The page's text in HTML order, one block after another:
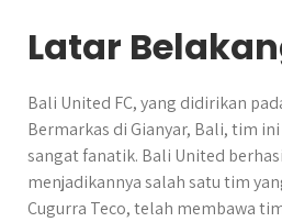
Latar
Bali United FC, yang didirikan
Bermarkas di Gianyar, Bali, tim
sangat fanatik. Bali United
menjadikannya salah satu tim
Cugurra Teco, telah membawa